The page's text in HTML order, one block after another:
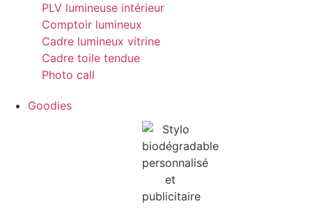
PLV lumineuse intérieur
Comptoir lumineux
Cadre lumineux vitrine
Cadre toile tendue
Photo call
Goodies